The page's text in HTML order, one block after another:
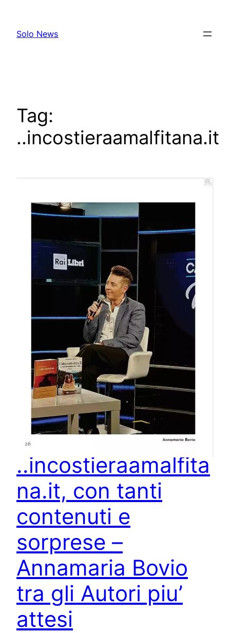
content
Solo News
Tag:
..incostieraamalfitana.it
A Minori dal 28 al
30 maggio
..incostieraamalfita
na.it, con tanti
contenuti e
sorprese –
Annamaria Bovio
tra gli Autori piu’
attesi